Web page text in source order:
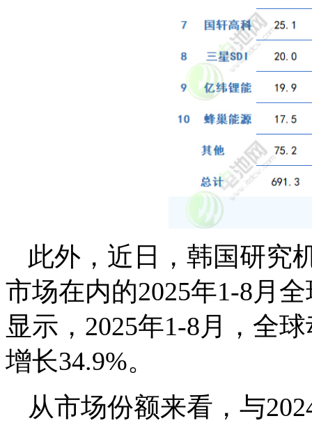
此外，近日，韩国研究
市场在内的2025年1-8月
显示，2025年1-8月，全
增长34.9%。
从市场份额来看，与